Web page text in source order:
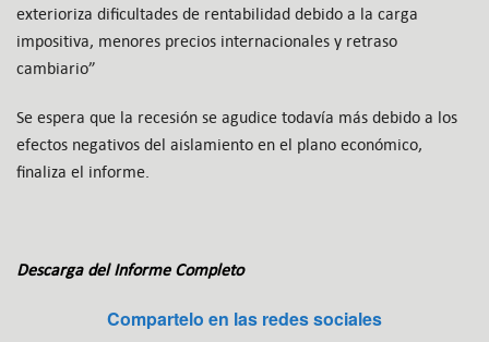
exterioriza dificultades de rentabilidad debido a la carga
impositiva, menores precios internacionales y retraso
cambiario”
Se espera que la recesión se agudice todavía más debido a los
efectos negativos del aislamiento en el plano económico,
finaliza el informe.
Descarga del Informe Completo
Compartelo en las redes sociales